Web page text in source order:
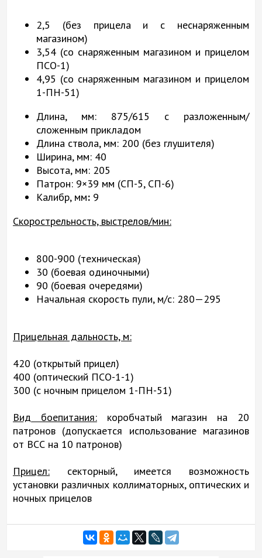
2,5 (без прицела и с неснаряженным
магазином)
3,54 (со снаряженным магазином и прицелом
ПСО-1)
4,95 (со снаряженным магазином и прицелом
1-ПН-51)
Длина, мм: 875/615 с разложенным/
сложенным прикладом
Длина ствола, мм: 200 (без глушителя)
Ширина, мм: 40
Высота, мм: 205
Патрон: 9×39 мм (СП-5, СП-6)
Калибр, мм: 9
Скорострельность, выстрелов/мин:
800-900 (техническая)
30 (боевая одиночными)
90 (боевая очередями)
Начальная скорость пули, м/с: 280—295
Прицельная дальность, м:
420 (открытый прицел)
400 (оптический ПСО-1-1)
300 (с ночным прицелом 1-ПН-51)
Вид боепитания:коробчатый магазин на 20
патронов (допускается использование магазинов
от ВСС на 10 патронов)
Прицел: секторный, имеется возможность
установки различных коллиматорных, оптических и
ночных прицелов